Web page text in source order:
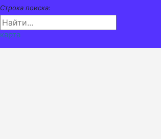
Строка поиска:
карта